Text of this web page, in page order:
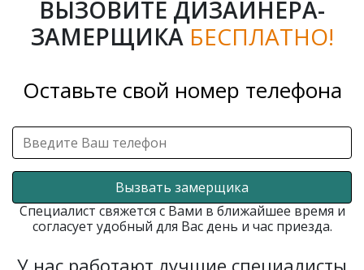
ВЫЗОВИТЕ ДИЗАЙНЕРА-
ЗАМЕРЩИКА БЕСПЛАТНО!
Оставьте свой номер телефона
Вызвать замерщика
Специалист свяжется с Вами в ближайшее время и
согласует удобный для Вас день и час приезда.
У нас работают лучшие специалисты